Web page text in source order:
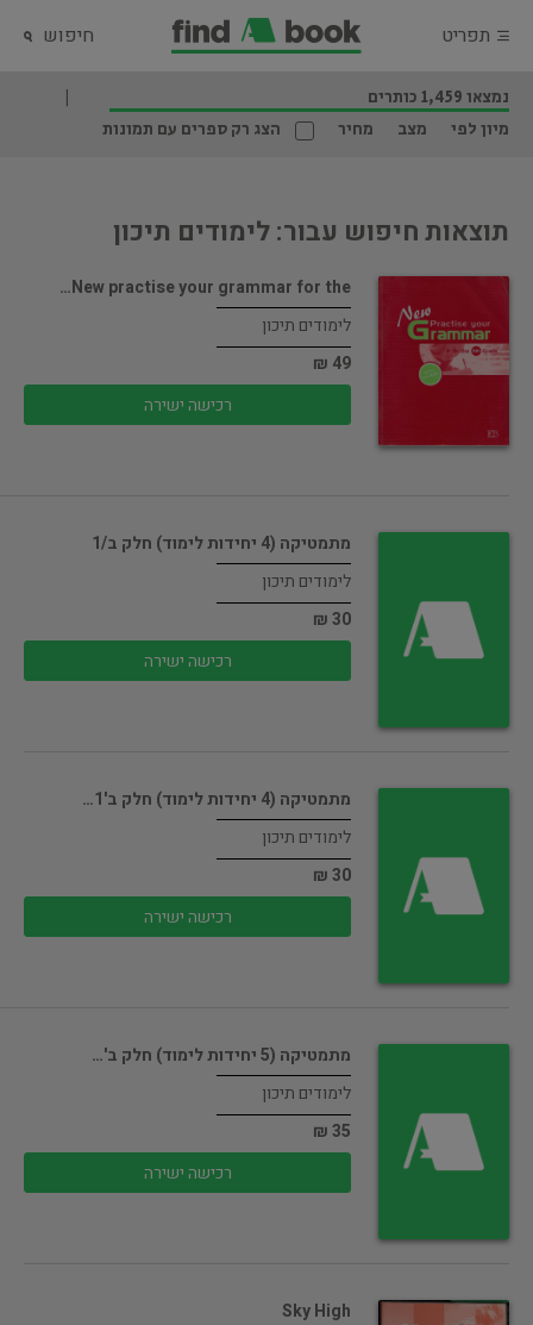
תפריט חיפוש
נמצאו 1,459 כותרים
מיון לפי
מצב מחיר הצג רק ספרים עם תמונות
תוצאות חיפוש עבור: לימודים תיכון
New practise your grammar for the…
לימודים תיכון
49 ₪
רכישה ישירה
מתמטיקה (4 יחידות לימוד) חלק ב/1
לימודים תיכון
30 ₪
רכישה ישירה
מתמטיקה (4 יחידות לימוד) חלק ב'1…
לימודים תיכון
30 ₪
רכישה ישירה
מתמטיקה (5 יחידות לימוד) חלק ב'…
לימודים תיכון
35 ₪
רכישה ישירה
Sky High